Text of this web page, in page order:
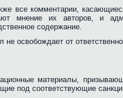
все комментарии,
мнение их авторов, и
содержание.
не освобождает от
материалы,
под соответствующие